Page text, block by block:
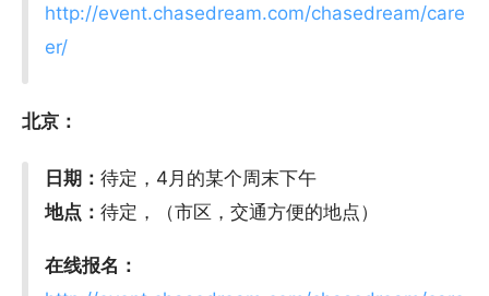
http://event.chasedream.com/chasedream/care
er/
北京：
日期：待定，4月的某个周末下午
地点：待定，（市区，交通方便的地点）
在线报名：